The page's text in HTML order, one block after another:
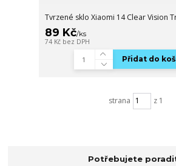
Tvrzené sklo Xiaomi 14 Clear Vision
89 Kč/ks
74 Kč bez DPH
Přidat do
strana z 1
Potřebujete